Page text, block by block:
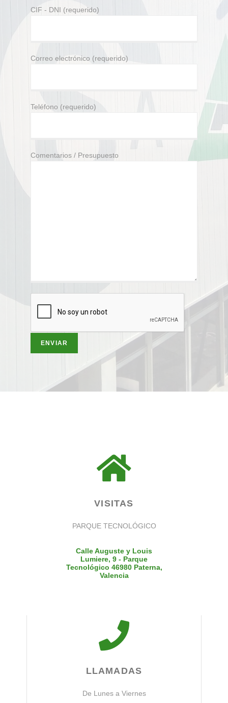
CIF - DNI (requerido)
Correo electrónico (requerido)
Teléfono (requerido)
Comentarios / Presupuesto
VISITAS
PARQUE TECNOLÓGICO
Calle Auguste y Louis
Lumiere, 9 - Parque
Tecnológico 46980 Paterna,
Valencia
LLAMADAS
De Lunes a Viernes